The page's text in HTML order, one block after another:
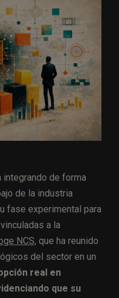
de forma
de la industria
fase experimental para
a la
NCS, que ha reunido
del sector en un
real en
que su